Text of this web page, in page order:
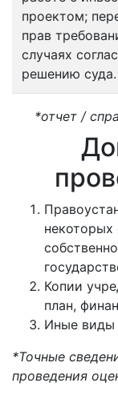
проектом;
прав
случаях
решению суда.
*отчет /
некоторых
Копии
план,
Иные виды
*Точные
проведения